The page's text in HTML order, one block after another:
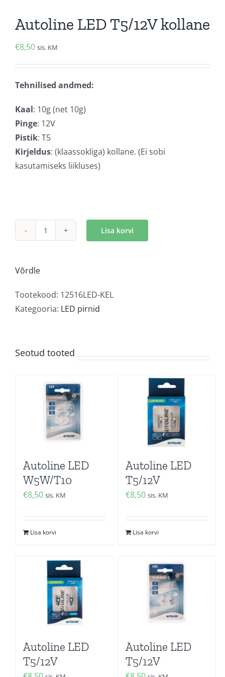
Autoline LED T5/12V kollane
€8,50 sis. KM
Tehnilised andmed:
Kaal: 10g (net 10g)
Pinge: 12V
Pistik: T5
Kirjeldus: (klaassokliga) kollane. (Ei sobi
kasutamiseks liikluses)
Autoline
kogus
Lisa korvi
Võrdle
Tootekood: 12516LED-KEL
Kategooria: LED pirnid
Seotud tooted
Autoline LED
W5W/T10
€8,50 sis. KM
Lisa korvi
Autoline LED
T5/12V
€8,50 sis. KM
Lisa korvi
Autoline LED
T5/12V
Autoline LED
T5/12V